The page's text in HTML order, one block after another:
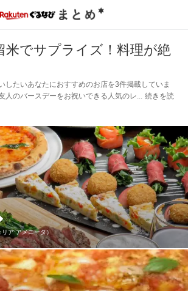
米でサプライズ！料理が絶
したいあなたにおすすめのお店を3件掲載していま
人のバースデーをお祝いできる人気のレ
続きを読
ア アメニータ）
誕生日特典をご用意♪